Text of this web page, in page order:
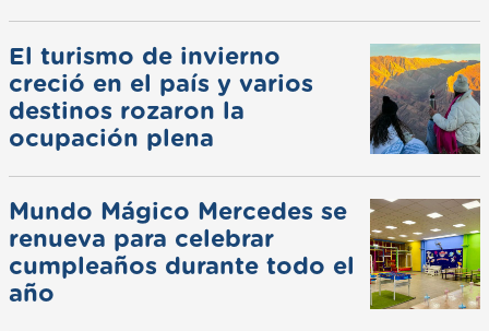
El turismo de invierno
creció en el país y varios
destinos rozaron la
ocupación plena
Mundo Mágico Mercedes se
renueva para celebrar
cumpleaños durante todo el
año